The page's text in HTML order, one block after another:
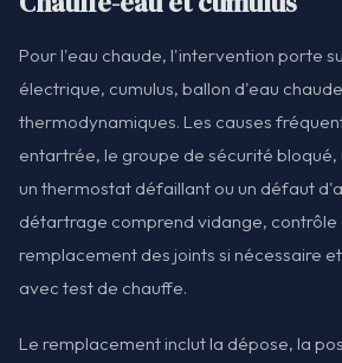
Pour l'eau chaude, l'intervention porte
électrique, cumulus, ballon d'eau
thermodynamiques. Les causes
entartrée, le groupe de sécurité bloqué,
un thermostat défaillant ou un défaut
détartrage comprend vidange, contrôle
remplacement des joints si nécessaire
avec test de chauffe.
Le remplacement inclut la dépose, la